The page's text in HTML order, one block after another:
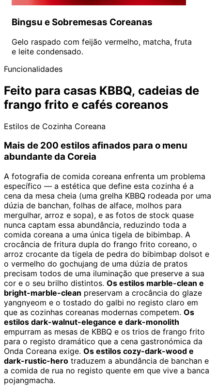
Bingsu e Sobremesas Coreanas
Gelo raspado com feijão vermelho, matcha, fruta
e leite condensado.
Funcionalidades
Feito para casas KBBQ, cadeias de
frango frito e cafés coreanos
Estilos de Cozinha Coreana
Mais de 200 estilos afinados para o menu
abundante da Coreia
A fotografia de comida coreana enfrenta um problema
específico — a estética que define esta cozinha é a
cena da mesa cheia (uma grelha KBBQ rodeada por uma
dúzia de banchan, folhas de alface, molhos para
mergulhar, arroz e sopa), e as fotos de stock quase
nunca captam essa abundância, reduzindo toda a
comida coreana a uma única tigela de bibimbap. A
crocância de fritura dupla do frango frito coreano, o
arroz crocante da tigela de pedra do bibimbap dolsot e
o vermelho do gochujang de uma dúzia de pratos
precisam todos de uma iluminação que preserve a sua
cor e o seu brilho distintos. Os estilos marble-clean e
bright-marble-clean preservam a crocância do glaze
yangnyeom e o tostado do galbi no registo claro em
que as cozinhas coreanas modernas competem. Os
estilos dark-walnut-elegance e dark-monolith
empurram as mesas de KBBQ e os trios de frango frito
para o registo dramático que a cena gastronómica da
Onda Coreana exige. Os estilos cozy-dark-wood e
dark-rustic-hero traduzem a abundância de banchan e
a comida de rua no registo quente em que vive a banca
pojangmacha.